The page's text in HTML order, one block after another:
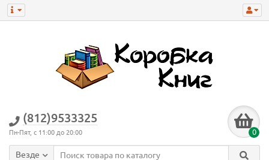
(812)9533325
Пн-Пят, с 11:00 до 20:00 0
Везде